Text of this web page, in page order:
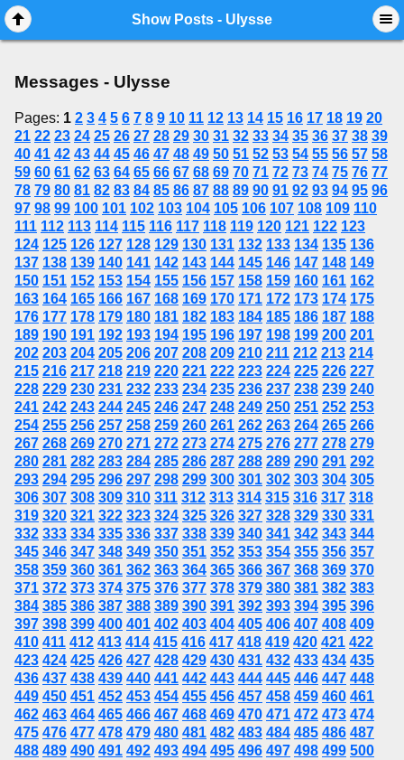
Show Posts - Ulysse
Messages - Ulysse
Pages: 1 2 3 4 5 6 7 8 9 10 11 12 13 14 15 16 17 18 19 20
21 22 23 24 25 26 27 28 29 30 31 32 33 34 35 36 37 38 39
40 41 42 43 44 45 46 47 48 49 50 51 52 53 54 55 56 57 58
59 60 61 62 63 64 65 66 67 68 69 70 71 72 73 74 75 76 77
78 79 80 81 82 83 84 85 86 87 88 89 90 91 92 93 94 95 96
97 98 99 100 101 102 103 104 105 106 107 108 109 110
111 112 113 114 115 116 117 118 119 120 121 122 123
124 125 126 127 128 129 130 131 132 133 134 135 136
137 138 139 140 141 142 143 144 145 146 147 148 149
150 151 152 153 154 155 156 157 158 159 160 161 162
163 164 165 166 167 168 169 170 171 172 173 174 175
176 177 178 179 180 181 182 183 184 185 186 187 188
189 190 191 192 193 194 195 196 197 198 199 200 201
202 203 204 205 206 207 208 209 210 211 212 213 214
215 216 217 218 219 220 221 222 223 224 225 226 227
228 229 230 231 232 233 234 235 236 237 238 239 240
241 242 243 244 245 246 247 248 249 250 251 252 253
254 255 256 257 258 259 260 261 262 263 264 265 266
267 268 269 270 271 272 273 274 275 276 277 278 279
280 281 282 283 284 285 286 287 288 289 290 291 292
293 294 295 296 297 298 299 300 301 302 303 304 305
306 307 308 309 310 311 312 313 314 315 316 317 318
319 320 321 322 323 324 325 326 327 328 329 330 331
332 333 334 335 336 337 338 339 340 341 342 343 344
345 346 347 348 349 350 351 352 353 354 355 356 357
358 359 360 361 362 363 364 365 366 367 368 369 370
371 372 373 374 375 376 377 378 379 380 381 382 383
384 385 386 387 388 389 390 391 392 393 394 395 396
397 398 399 400 401 402 403 404 405 406 407 408 409
410 411 412 413 414 415 416 417 418 419 420 421 422
423 424 425 426 427 428 429 430 431 432 433 434 435
436 437 438 439 440 441 442 443 444 445 446 447 448
449 450 451 452 453 454 455 456 457 458 459 460 461
462 463 464 465 466 467 468 469 470 471 472 473 474
475 476 477 478 479 480 481 482 483 484 485 486 487
488 489 490 491 492 493 494 495 496 497 498 499 500